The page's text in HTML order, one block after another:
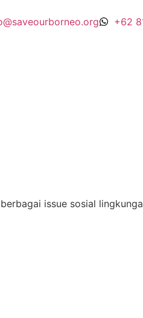
+62
issue sosial